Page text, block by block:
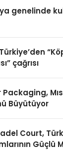
genelinde
çağrısı
Packaging,
Büyütüyor
Court,
Güçlü